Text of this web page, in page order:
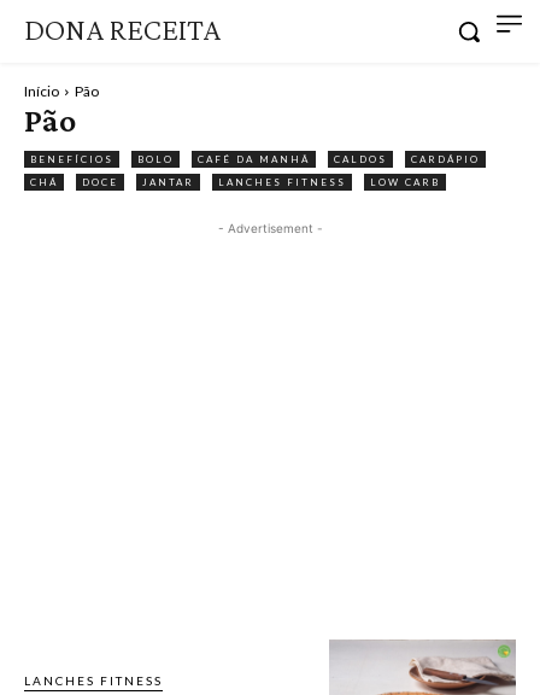
DONA RECEITA
Início Pão
Pão
BENEFÍCIOS BOLO CAFÉ DA MANHÃ CALDOS
CARDÁPIO
CHÁ
DOCE JANTAR LANCHES FITNESS LOW CARB
- Advertisement -
LANCHES FITNESS